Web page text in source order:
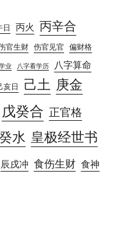
日 丙火 丙辛合
官生财 伤官见官 偏财格
业 八字看学历 八字算命
亥日 己土 庚金
戊癸合 正官格
水 皇极经世书
辰戌冲 食伤生财 食神